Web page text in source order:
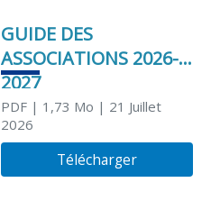
GUIDE DES
ASSOCIATIONS 2026-
2027
PDF| 1,73 Mo | 21 Juillet
2026
Télécharger